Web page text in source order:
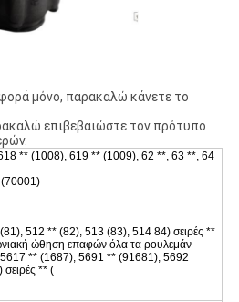
μόνο, παρακαλώ κάνετε το
επιβεβαιώστε τον πρότυπο
** (1008), 619 ** (1009), 62 **, 63 **, 64
512 ** (82), 513 (83), 514 84) σειρές **
ώθηση επαφών όλα τα ρουλεμάν
** (1687), 5691 ** (91681), 5692
** (